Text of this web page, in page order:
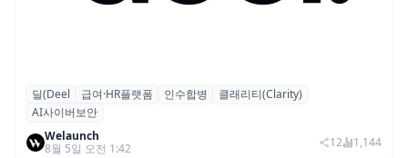
글로벌 HR 플랫폼 딜(Deel), ARR 15억 달러
돌파…AI 보안 역량 강화
딜(Deel 급여·HR플랫폼 인수합병
클래리티(Clarity)
AI사이버보안
Welaunch
8월 5일 오전 1:42
12 1,144